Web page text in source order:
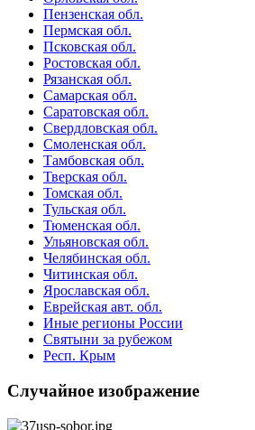
Пензенская обл.
Пермская обл.
Псковская обл.
Ростовская обл.
Рязанская обл.
Самарская обл.
Саратовская обл.
Свердловская обл.
Смоленская обл.
Тамбовская обл.
Тверская обл.
Томская обл.
Тульская обл.
Тюменская обл.
Ульяновская обл.
Челябинская обл.
Читинская обл.
Ярославская обл.
Еврейская авт. обл.
Иные регионы России
Святыни за рубежом
Респ. Крым
Случайное изображение